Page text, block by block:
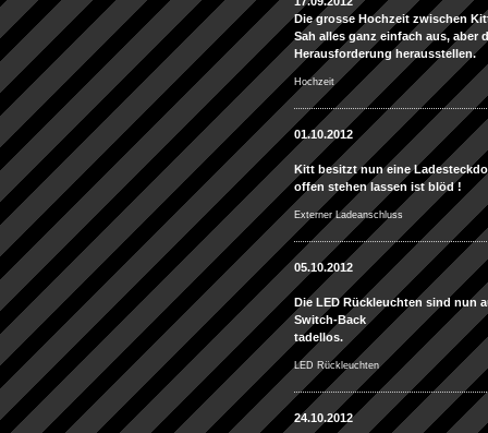
Die grosse Hochzeit zwischen
Sah alles ganz einfach aus, aber
Herausforderung herausstellen.
Hochzeit
01.10.2012
Kitt besitzt nun eine
offen stehen lassen ist blöd !
Externer Ladeanschluss
05.10.2012
Die LED Rückleuchten sind nun
Switch-Back
tadellos.
LED Rückleuchten
24.10.2012